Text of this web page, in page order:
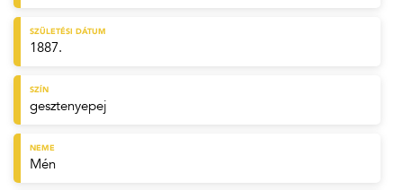
SZÜLETÉSI DÁTUM
1887.
SZÍN
gesztenyepej
NEME
Mén